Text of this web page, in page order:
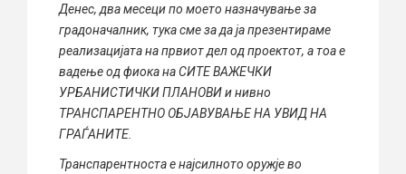
Денес, два месеци по моето назначување за
градоначалник, тука сме за да ја презентираме
реализацијата на првиот дел од проектот, а тоа е
вадење од фиока на СИТЕ ВАЖЕЧКИ
УРБАНИСТИЧКИ ПЛАНОВИ и нивно
ТРАНСПАРЕНТНО ОБЈАВУВАЊЕ НА УВИД НА
ГРАЃАНИТЕ.
Транспарентноста е најсилното оружје во